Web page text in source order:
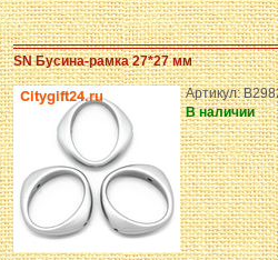
SN Бусина-рамка 27*27 мм
Артикул:
В наличии